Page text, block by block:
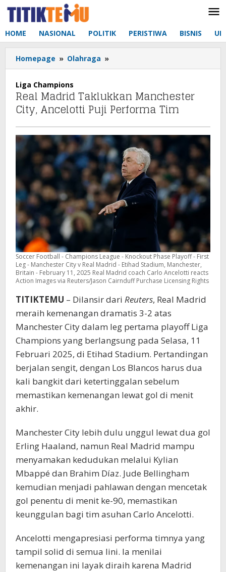
Lewati
HOME NASIONAL POLITIK PERISTIWA BISNIS
Homepage » Olahraga »
Madrid
Manchester
City,
Ancelotti
Performa
Tim
Liga Champions
Real Madrid Taklukkan Manchester
City, Ancelotti Puji Performa Tim
Soccer Football - Champions League - Knockout Phase Playoff - First
Leg - Manchester City v Real Madrid - Etihad Stadium, Manchester,
Britain - February 11, 2025 Real Madrid coach Carlo Ancelotti reacts
Action Images via Reuters/Jason Cairnduff Purchase Licensing Rights
TITIKTEMU – Dilansir dari Reuters, Real Madrid
meraih kemenangan dramatis 3-2 atas
Manchester City dalam leg pertama playoff Liga
Champions yang berlangsung pada Selasa, 11
Februari 2025, di Etihad Stadium. Pertandingan
berjalan sengit, dengan Los Blancos harus dua
kali bangkit dari ketertinggalan sebelum
memastikan kemenangan lewat gol di menit
akhir.
Manchester City lebih dulu unggul lewat dua gol
Erling Haaland, namun Real Madrid mampu
menyamakan kedudukan melalui Kylian
Mbappé dan Brahim Díaz. Jude Bellingham
kemudian menjadi pahlawan dengan mencetak
gol penentu di menit ke-90, memastikan
keunggulan bagi tim asuhan Carlo Ancelotti.
Ancelotti mengapresiasi performa timnya yang
tampil solid di semua lini. Ia menilai
kemenangan ini layak diraih karena Madrid